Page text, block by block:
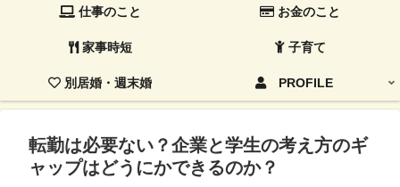
仕事のこと お金のこと
家事時短 子育て
別居婚・週末婚 PROFILE
転勤は必要ない？企業と学生の考え方のギ
ャップはどうにかできるのか？